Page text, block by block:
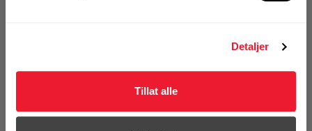
Detaljer
Tillat alle
1 Stk